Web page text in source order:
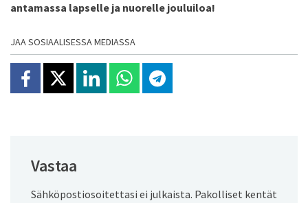
antamassa lapselle ja nuorelle jouluiloa!
JAA SOSIAALISESSA MEDIASSA
Jaa Facebookissa
Jaa X:ssäJaa Linkedinissä
Jaa Whatsappissa
Jaa Telegramissa
Vastaa
Sähköpostiosoitettasi ei julkaista. Pakolliset kentät